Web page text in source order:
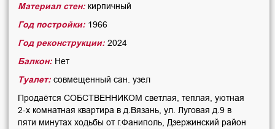
Материал стен: кирпичный
Год постройки: 1966
Год реконструкции: 2024
Балкон: Нет
Туалет: совмещенный сан. узел
Продаётся СОБСТВЕННИКОМ светлая, теплая, уютная
2-х комнатная квартира в д.Вязань, ул. Луговая д.9 в
пяти минутах ходьбы от г.Фаниполь, Дзержинский район